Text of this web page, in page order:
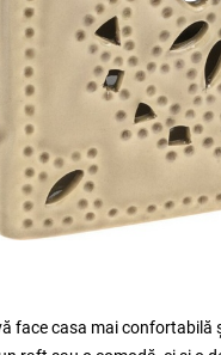
face casa mai